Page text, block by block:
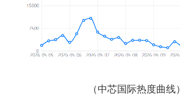
（中芯国际热度曲线）